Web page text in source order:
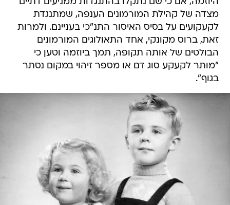
מצדה של קהילת המורמונים הענפה, שמתנגדת
לקעקועים על בסיס האיסור התנ"כי בעניינם. ולמרות
זאת, ברוס מקונקי, אחד התאולוגים המורמונים
הבולטים של אותה תקופה, תמך ביוזמה וטען כי
"מותר לקעקע סוג דם או מספר זיהוי במקום נסתר
בגוף".